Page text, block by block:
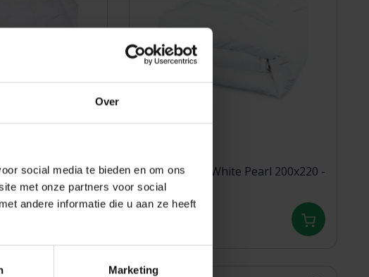
Over
social media te bieden en om ons
met onze partners voor social
andere informatie die u aan ze heeft
Marketing
dekbed
Donsdekbed White Pearl 200x220 -
Voor-/Najaar